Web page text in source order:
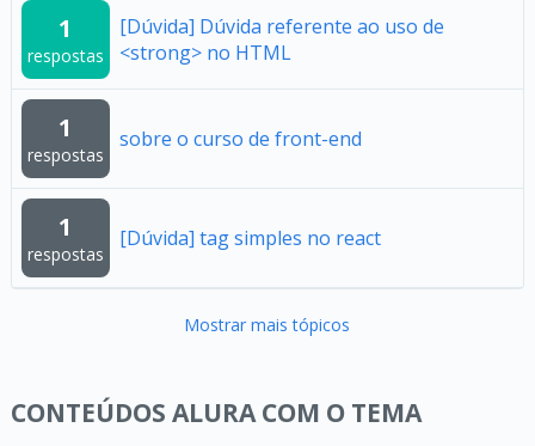
1
respostas
[Dúvida] Dúvida referente ao uso de
<strong> no HTML
1
respostas
sobre o curso de front-end
1
respostas
[Dúvida] tag simples no react
Mostrar mais tópicos
CONTEÚDOS ALURA COM O TEMA